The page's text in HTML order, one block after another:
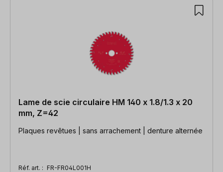
Lame de scie circulaire HM 140 x 1.8/1.3 x 20
mm, Z=42
Plaques revêtues | sans arrachement | denture alternée
Réf. art. : FR-FR04L001H